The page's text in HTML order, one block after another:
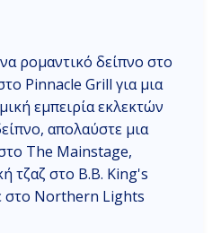
ρομαντικό δείπνο στο
Pinnacle Grill για μια
εμπειρία εκλεκτών
απολαύστε μια
The Mainstage,
τζαζ στο B.B. King's
στο Northern Lights